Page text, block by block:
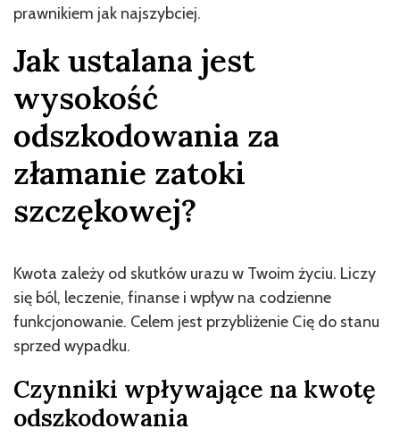
prawnikiem jak najszybciej.
Jak ustalana jest
wysokość
odszkodowania za
złamanie zatoki
szczękowej?
Kwota zależy od skutków urazu w Twoim życiu. Liczy
się ból, leczenie, finanse i wpływ na codzienne
funkcjonowanie. Celem jest przybliżenie Cię do stanu
sprzed wypadku.
Czynniki wpływające na kwotę
odszkodowania